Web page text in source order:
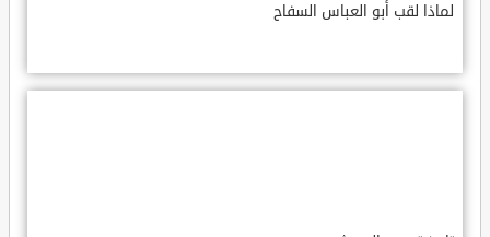
لماذا لقب أبو العباس السفاح